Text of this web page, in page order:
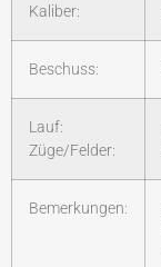
Kaliber:
Beschuss:
Lauf:
Züge/Felder:
Bemerkungen: